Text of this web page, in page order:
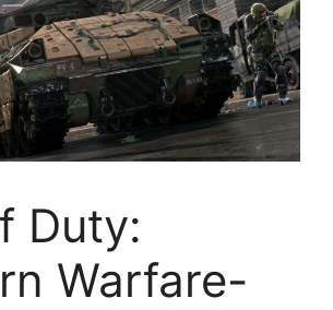
Duty:
Warfare-